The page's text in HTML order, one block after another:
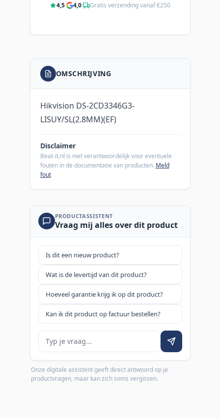
4,5· 4,0· Gratis verzending vanaf €250
OMSCHRIJVING
Hikvision DS-2CD3346G3-
LISUY/SL(2.8MM)(EF)
Disclaimer
Beat-it.nl is niet verantwoordelijk voor eventuele
fouten in de documentatie van producten. Meld
fout
PRODUCTASSISTENT
Vraag mij alles over dit product
Is dit een nieuw product?
Wat is de levertijd van dit product?
Hoeveel garantie krijg ik op dit product?
Kan ik dit product op factuur bestellen?
Je vraag
Onze digitale assistent geeft direct antwoord op je
productvragen, maar kan zich soms vergissen.